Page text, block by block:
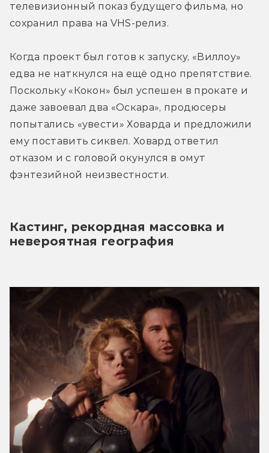
телевизионный показ будущего фильма, но
сохранил права на VHS-релиз.
Когда проект был готов к запуску, «Виллоу»
едва не наткнулся на ещё одно препятствие.
Поскольку «Кокон» был успешен в прокате и
даже завоевал два «Оскара», продюсеры
попытались «увести» Ховарда и предложили
ему поставить сиквел. Ховард ответил
отказом и с головой окунулся в омут
фэнтезийной неизвестности.
Кастинг, рекордная массовка и
невероятная география